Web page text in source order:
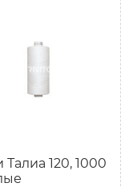
Талиа 120, 1000